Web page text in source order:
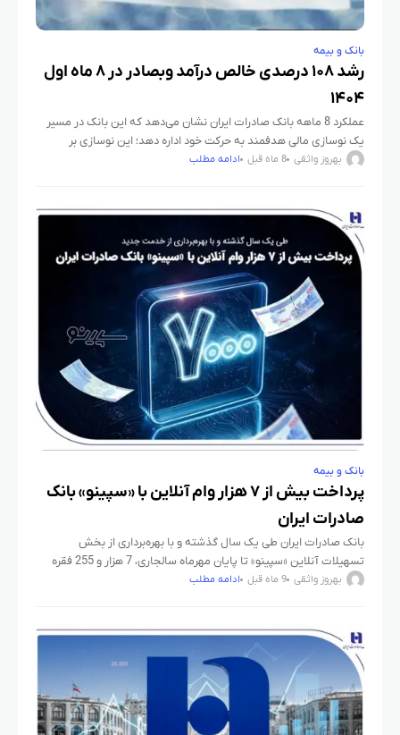
بانک و بیمه
رشد ۱۰۸ درصدی خالص درآمد وبصادر در ۸ ماه اول
۱۴۰۴
​عملکرد 8 ماهه بانک صادرات ایران نشان می‌دهد که این بانک در مسیر
یک نوسازی مالی هدفمند به حرکت خود اداره دهد؛ این نوسازی بر
مدیریت کارآمد منابع و مصارف،
بهروز واثقی 8 ماه قبل ادامه مطلب
بانک و بیمه
پرداخت بیش از ۷ هزار وام آنلاین با «سپینو» بانک
صادرات ایران
بانک صادرات ایران طی یک سال گذشته و با بهره‌برداری از بخش
تسهیلات آنلاین «سپینو» تا پایان مهرماه سالجاری، 7 هزار و 255 فقره
وام به‌صورت آنلاین و غیرحضوری به
بهروز واثقی 9 ماه قبل ادامه مطلب